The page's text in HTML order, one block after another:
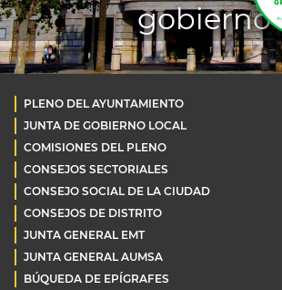
gobierno
PLENO DEL AYUNTAMIENTO
JUNTA DE GOBIERNO LOCAL
COMISIONES DEL PLENO
CONSEJOS SECTORIALES
CONSEJO SOCIAL DE LA CIUDAD
CONSEJOS DE DISTRITO
JUNTA GENERAL EMT
JUNTA GENERAL AUMSA
BÚQUEDA DE EPÍGRAFES